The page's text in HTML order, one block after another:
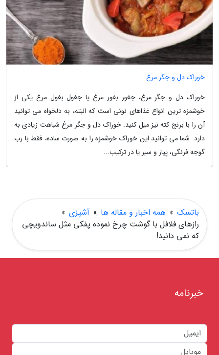
خوراک دل و جگر مرغ
خوراک دل و جگر مرغ، جغور بغور مرغ یا جغول بغول مرغ یکی از
خوشمزه ترین انواع غذاهای نونی است که البته، به دلخواه می توانید
آن را با برنج کته نیز میل کنید. خوراک دل و جگر مرغ شباهت زیادی به
دارد. شما می توانید این خوراک خوشمزه را به صورت ساده، فقط با رب
گوجه فرنگی، پیاز و سیر یا در ترکیب...
باتسک » همه اخبار و مقاله ها » آشپزی »
رازهای فلافل با گوشت چرخ نموده پفکی مثل ساندویچی
که نمی دانید!
خبرنامه